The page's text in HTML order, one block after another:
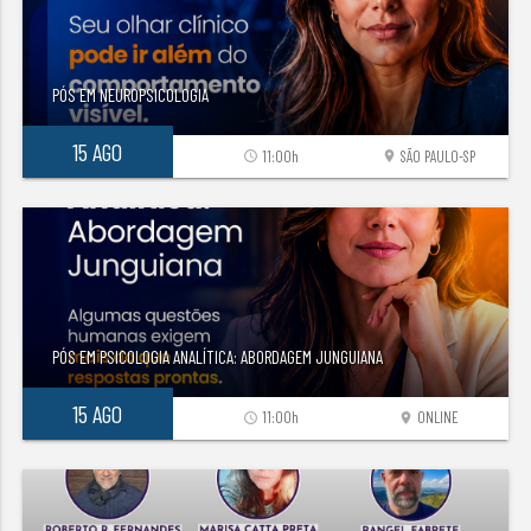
PÓS EM NEUROPSICOLOGIA
15 AGO location_on SÃO PAULO-SP
access_time 11:00h
PÓS EM PSICOLOGIA ANALÍTICA: ABORDAGEM JUNGUIANA
15 AGO location_on ONLINE
access_time 11:00h